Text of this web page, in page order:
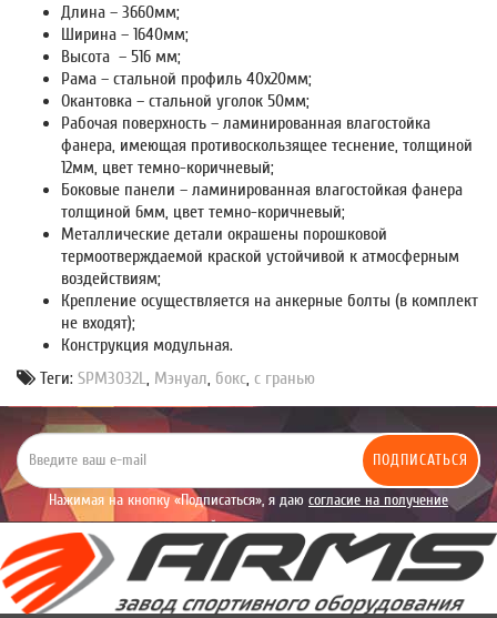
Длина – 3660мм;
Ширина – 1640мм;
Высота – 516 мм;
Рама – стальной профиль 40х20мм;
Окантовка – стальной уголок 50мм;
Рабочая поверхность – ламинированная влагостойка
фанера, имеющая противоскользящее теснение, толщиной
12мм, цвет темно-коричневый;
Боковые панели – ламинированная влагостойкая фанера
толщиной 6мм, цвет темно-коричневый;
Металлические детали окрашены порошковой
термоотверждаемой краской устойчивой к атмосферным
воздействиям;
Крепление осуществляется на анкерные болты (в комплект
не входят);
Конструкция модульная.
Теги: SPM3032L, Мэнуал, бокс, с гранью
ПОДПИСАТЬСЯ
Нажимая на кнопку «Подписаться», я даю согласие на получение
уведомлений рекламного характера.